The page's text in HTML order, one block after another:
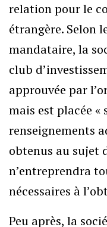
relation pour le
étrangère. Selon
mandataire, la
club
approuvée par
mais est placée «
renseignements
obtenus au sujet
n’entreprendra
nécessaires à
Peu après, la